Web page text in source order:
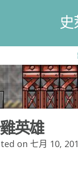
英雄
on 七月 10,